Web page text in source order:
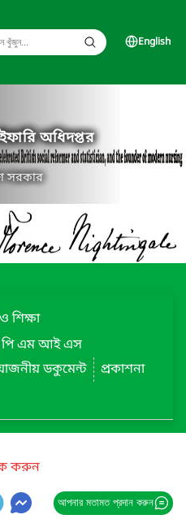
English
অধিদপ্তর
সরকার
শিক্ষা
পি এম আই এস
ডকুমেন্ট
প্রকাশনা
করুন
আপনার মতামত প্রদান করুন